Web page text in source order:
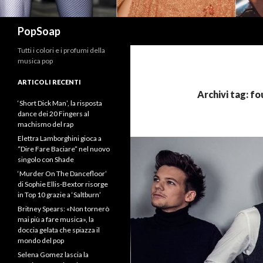
PopSoap
Archivi tag:
Tutti i colori e i profumi della
musica pop
ARTICOLI RECENTI
‘Short Dick Man’, la risposta
dance dei 20 Fingers al
machismo del rap
Elettra Lamborghini gioca a
“Dire Fare Baciare” nel nuovo
singolo con Shade
‘Murder On The Dancefloor’
di Sophie Ellis-Bextor risorge
in Top 10 grazie a ‘Saltburn’
Britney Spears: «Non tornerò
mai più a fare musica», la
doccia gelata che spiazza il
mondo del pop
Selena Gomez lascia la